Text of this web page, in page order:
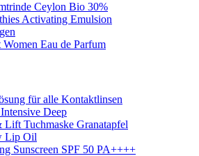
Ceylon Bio 30%
Activating Emulsion
Eau de Parfum
für alle Kontaktlinsen
Deep
Tuchmaske Granatapfel
Lip Oil
Sunscreen SPF 50 PA++++